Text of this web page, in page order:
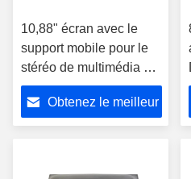
10,88" écran avec le
support mobile pour le
stéréo de multimédia de
Mitsubishi Pajero 4 V80
V90 2006-2016
Obtenez le meilleur